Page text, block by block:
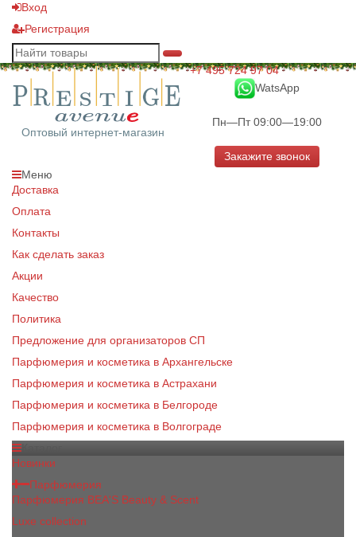
Вход
Регистрация
Оптовый интернет-магазин
+7 495 724 97 04
WatsApp
Пн—Пт 09:00—19:00
Закажите звонок
Меню
Доставка
Оплата
Контакты
Как сделать заказ
Акции
Качество
Политика
Предложение для организаторов СП
Парфюмерия и косметика в Архангельске
Парфюмерия и косметика в Астрахани
Парфюмерия и косметика в Белгороде
Парфюмерия и косметика в Волгограде
Новинки
Парфюмерия
Парфюмерия BEA'S Beauty & Scent
Luxe collection